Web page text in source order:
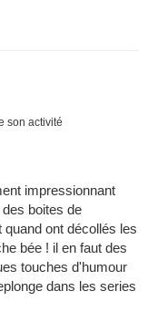
son activité
impressionnant
boites de
ont décollés les
bée ! il en faut des
touches d'humour
dans les series